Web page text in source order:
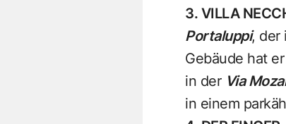
3. VILLA
Portaluppi, der
Gebäude hat
in der Via
in einem